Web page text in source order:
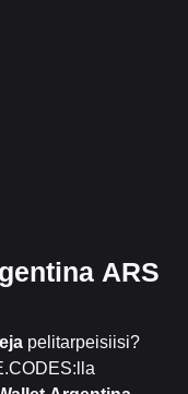
ARS
pelitarpeisiisi?